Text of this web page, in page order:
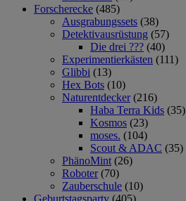
Forscherecke (485)
Ausgrabungssets (38)
Detektivausrüstung (57)
Die drei ??? (40)
Experimentierkästen (111)
Glibbi (13)
Hex Bots (10)
Naturentdecker (216)
Haba Terra Kids (35)
Kosmos (23)
moses. (104)
Scout & ADAC (35)
PhänoMint (26)
Roboter (70)
Zauberschule (10)
Geburtstagsparty (405)